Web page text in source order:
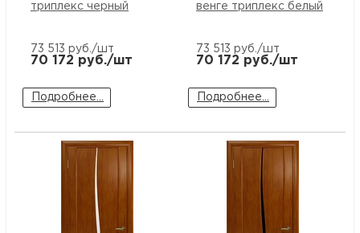
триплекс черный
73 513 руб./шт
70 172 руб./шт
Подробнее...
венге триплекс белый
73 513 руб./шт
70 172 руб./шт
Подробнее...